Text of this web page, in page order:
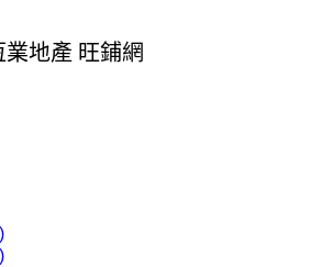
業地產 旺鋪網